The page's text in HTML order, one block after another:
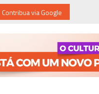
Contribua via Google